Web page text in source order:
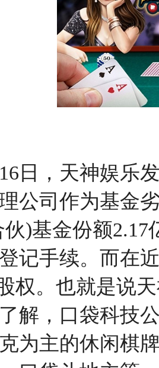
日，天神娱乐
公司作为基金
)基金份额
记手续。而在
权。也就是说
解，口袋科技
为主的休闲棋